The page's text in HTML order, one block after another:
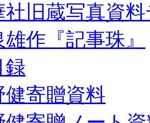
社旧蔵写真資
作『記事珠』
録
健寄贈資料